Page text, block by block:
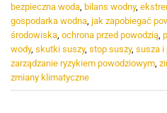
bezpieczna woda bilans wodny,
gospodarka wodna jak zapobiegać
środowiska ochrona przed powodzią
wody, skutki suszy, stop suszy, susza i
zarządzanie ryzykiem powodziowym
zmiany klimatyczne